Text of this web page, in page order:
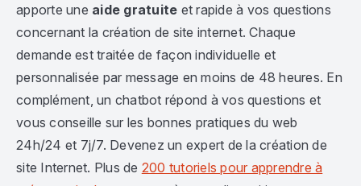
apporte une aide gratuite et rapide à vos questions
concernant la création de site internet. Chaque
demande est traitée de façon individuelle et
personnalisée par message en moins de 48 heures. En
complément, un chatbot répond à vos questions et
vous conseille sur les bonnes pratiques du web
24h/24 et 7j/7. Devenez un expert de la création de
site Internet. Plus de 200 tutoriels pour apprendre à